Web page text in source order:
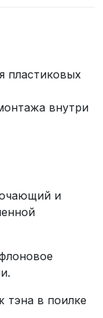
пластиковых
внутри
и
тэна в поилке